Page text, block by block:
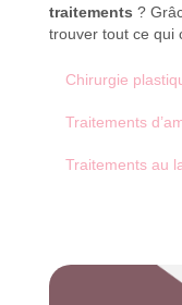
traitements ?
trouver tout ce qui
Chirurgie
Traitements
Traitements au